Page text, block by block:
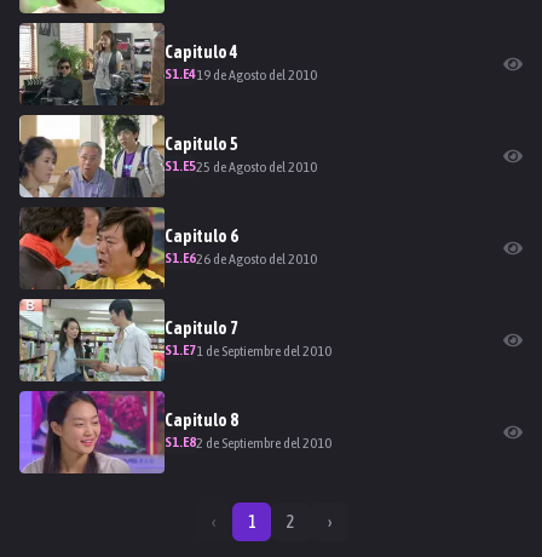
Capitulo4
S1.E419 de Agosto del 2010
Capitulo5
S1.E525 de Agosto del 2010
Capitulo 6
S1.E626 de Agosto del 2010
Capitulo 7
S1.E71 de Septiembre del 2010
Capitulo 8
S1.E82 de Septiembre del 2010
‹ 1 2 ›